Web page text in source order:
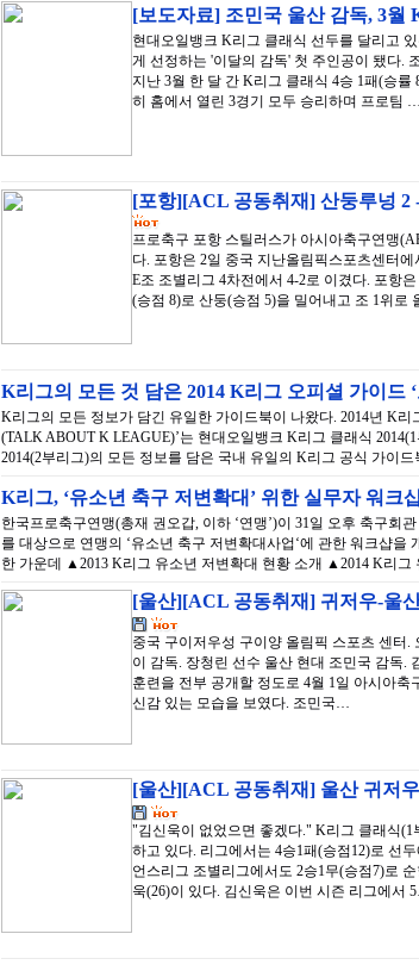
[보도자료] 조민국 울산 감독, 3월
현대오일뱅크 K리그 클래식 선두를 달리고
게 선정하는 '이달의 감독' 첫 주인공이 됐다.
지난 3월 한 달 간 K리그 클래식 4승 1패(승
히 홈에서 열린 3경기 모두 승리하며 프로팀 …
[포항][ACL 공동취재] 산둥루넝 2
프로축구 포항 스틸러스가 아시아축구연맹
다. 포항은 2일 중국 지난올림픽스포츠센터
E조 조별리그 4차전에서 4-2로 이겼다. 포항
(승점 8)로 산둥(승점 5)을 밀어내고 조 1위로
K리그의 모든 것 담은 2014 K리그 오피셜 가이드
K리그의 모든 정보가 담긴 유일한 가이드북이 나왔다. 2014년 K리
(TALK ABOUT K LEAGUE)’는 현대오일뱅크 K리그 클래식
2014(2부리그)의 모든 정보를 담은 국내 유일의 K리그 공식 가이
K리그, ‘유소년 축구 저변확대’ 위한 실무자 워크
한국프로축구연맹(총재 권오갑, 이하 ‘연맹’)이 31일 오후 축구회
를 대상으로 연맹의 ‘유소년 축구 저변확대사업‘에 관한 워크샵을
한 가운데 ▲2013 K리그 유소년 저변확대 현황 소개 ▲2014 K리
[울산][ACL 공동취재] 귀저우-울
중국 구이저우성 구이양 올림픽 스포츠 센터.
이 감독. 장청린 선수 울산 현대 조민국 감독.
훈련을 전부 공개할 정도로 4월 1일 아시아
신감 있는 모습을 보였다. 조민국…
[울산][ACL 공동취재] 울산 귀저
"김신욱이 없었으면 좋겠다." K리그 클래식(1
하고 있다. 리그에서는 4승1패(승점12)로 선
언스리그 조별리그에서도 2승1무(승점7)로
욱(26)이 있다. 김신욱은 이번 시즌 리그에서